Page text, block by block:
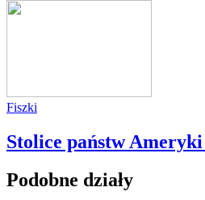
Fiszki
Stolice państw Ameryki
Podobne działy